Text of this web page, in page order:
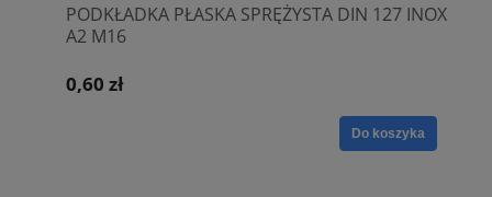
PODKŁADKA PŁASKA SPRĘŻYSTA DIN 127 INOX
A2 M16
0,60 zł
Do koszyka